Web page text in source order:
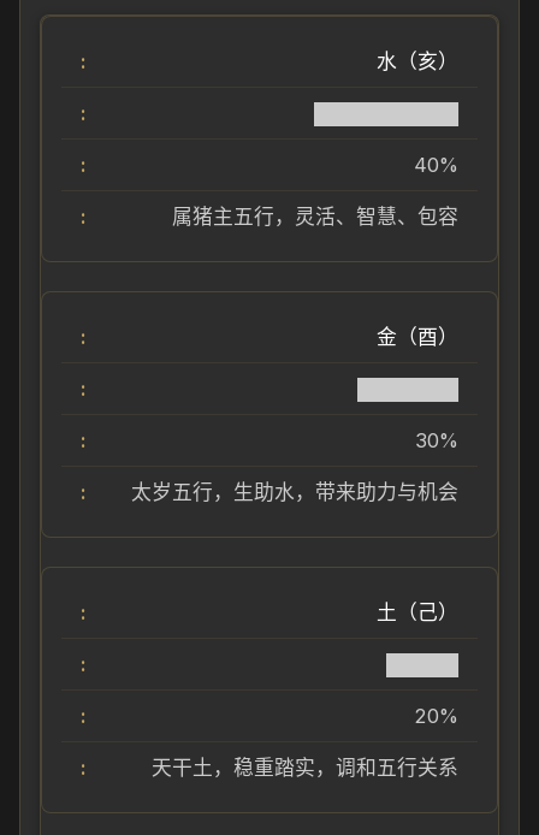
水（亥）
40%
属猪主五行，灵活、智慧、包容
金（酉）
30%
太岁五行，生助水，带来助力与机会
土（己）
20%
天干土，稳重踏实，调和五行关系